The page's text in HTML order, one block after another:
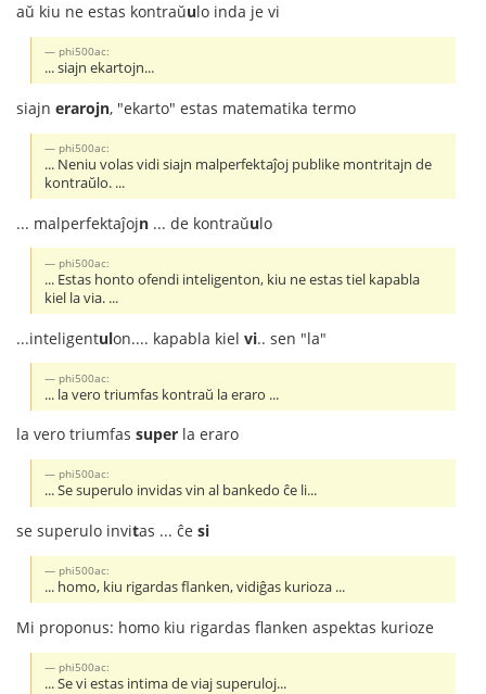
aŭ kiu ne estas kontraŭulo inda je vi
phi500ac:
... siajn ekartojn...
siajn erarojn, "ekarto" estas matematika termo
phi500ac:
... Neniu volas vidi siajn malperfektaĵoj publike montritajn de
kontraŭlo. ...
... malperfektaĵojn ... de kontraŭulo
phi500ac:
... Estas honto ofendi inteligenton, kiu ne estas tiel kapabla
kiel la via. ...
...inteligentulon.... kapabla kiel vi.. sen "la"
phi500ac:
... la vero triumfas kontraŭ la eraro ...
la vero triumfas super la eraro
phi500ac:
... Se superulo invidas vin al bankedo ĉe li...
se superulo invitas ... ĉe si
phi500ac:
... homo, kiu rigardas flanken, vidiĝas kurioza ...
Mi proponus: homo kiu rigardas flanken aspektas kurioze
phi500ac:
... Se vi estas intima de viaj superuloj...